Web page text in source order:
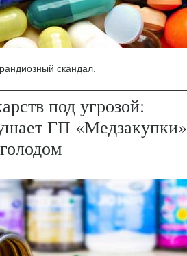
скандал.
под угрозой:
ГП «Медзакупки»